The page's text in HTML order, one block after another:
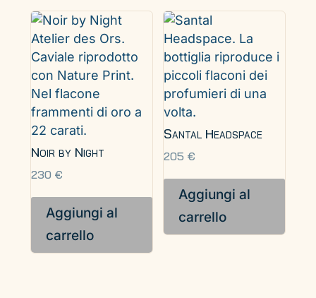
Noir by Night
230 €
Aggiungi al
carrello
Santal Headspace
205 €
Aggiungi al
carrello